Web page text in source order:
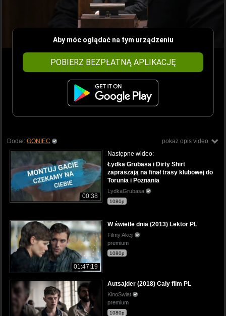
Aby móc oglądać na tym urządzeniu
POBIERZ BEZPŁATNĄ APLIKACJĘ
pokaż opis video
Dodał: GONIEC
00:38
Następne wideo:
Łydka Grubasa i Dirty Shirt
zapraszają na finał trasy klubowej do
Torunia i Poznania
LydkaGrubasa
1080p
01:47:19
W świetle dnia (2013) Lektor PL
Filmy Akcji
premium
1080p
Autsajder (2018) Cały film PL
KinoSwiat
premium
1080p